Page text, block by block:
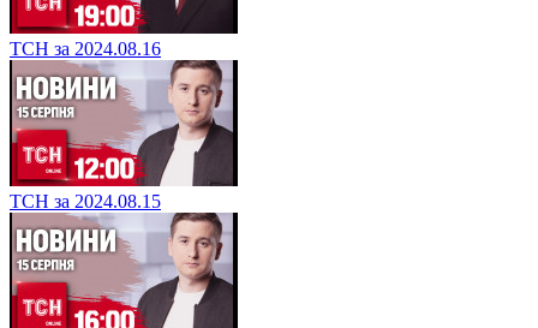
ТСН за 2024.08.16
ТСН за 2024.08.15